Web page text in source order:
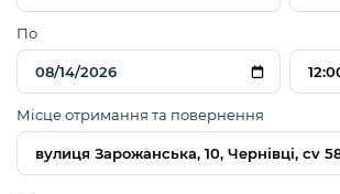
По
Місце отримання та повернення
вулиця Зарожанська, 10, Чернівці, cv